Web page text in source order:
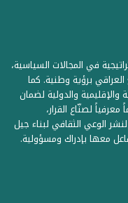
في المجالات السياسية،
العراقي برؤية وطنية. كما
والدولية لضمان
لصنّاع القرار،
الوعي الثقافي لبناء جيل
معها بإدراك ومسؤولية.